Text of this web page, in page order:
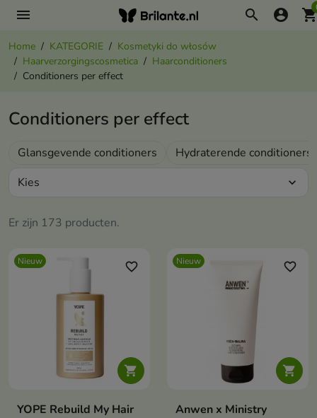
menu search account_circle
Home KATEGORIE
Kosmetyki do włosów
Haarverzorgingscosmetica
Haarconditioners
Conditioners per effect
Conditioners per effect
Glansgevende conditioners Hydraterende conditioners
Er zijn 173 producten.
Kies expand_more
Nieuw

favorite_border
YOPE Rebuild My Hair
Nieuw

favorite_border
Anwen x Ministry